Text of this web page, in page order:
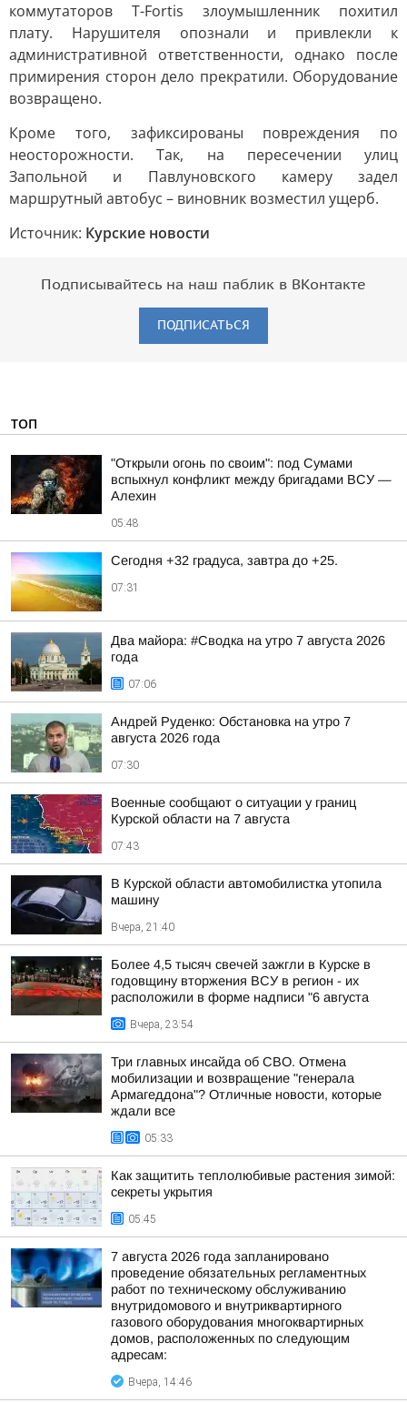
коммутаторов T-Fortis злоумышленник похитил
плату. Нарушителя опознали и привлекли к
административной ответственности, однако после
примирения сторон дело прекратили. Оборудование
возвращено.
Кроме того, зафиксированы повреждения по
неосторожности. Так, на пересечении улиц
Запольной и Павлуновского камеру задел
маршрутный автобус – виновник возместил ущерб.
Источник: Курские новости
Подписывайтесь на наш паблик в ВКонтакте
ПОДПИСАТЬСЯ
ТОП
"Открыли огонь по своим": под Сумами
вспыхнул конфликт между бригадами ВСУ —
Алехин
05:48
Сегодня +32 градуса, завтра до +25.
07:31
Два майора: #Сводка на утро 7 августа 2026
года
07:06
Андрей Руденко: Обстановка на утро 7
августа 2026 года
07:30
Военные сообщают о ситуации у границ
Курской области на 7 августа
07:43
В Курской области автомобилистка утопила
машину
Вчера, 21:40
Более 4,5 тысяч свечей зажгли в Курске в
годовщину вторжения ВСУ в регион - их
расположили в форме надписи "6 августа
Вчера, 23:54
Три главных инсайда об СВО. Отмена
мобилизации и возвращение "генерала
Армагеддона"? Отличные новости, которые
ждали все
05:33
Как защитить теплолюбивые растения зимой:
секреты укрытия
05:45
7 августа 2026 года запланировано
проведение обязательных регламентных
работ по техническому обслуживанию
внутридомового и внутриквартирного
газового оборудования многоквартирных
домов, расположенных по следующим
адресам:
Вчера, 14:46